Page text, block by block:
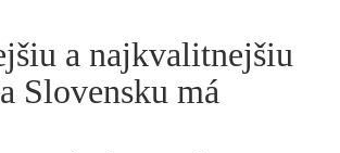
a najkvalitnejšiu
Slovensku má